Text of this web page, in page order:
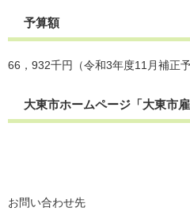
予算額
66，932千円（令和3年度11月補正予
大東市ホームページ「大東市雇
お問い合わせ先